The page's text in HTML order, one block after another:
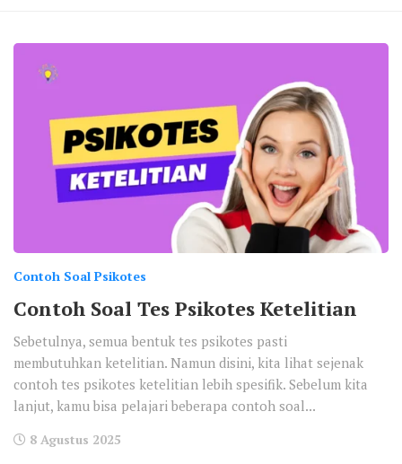
Contoh Soal Psikotes
Contoh Soal Tes Psikotes Ketelitian
Sebetulnya, semua bentuk tes psikotes pasti
membutuhkan ketelitian. Namun disini, kita lihat sejenak
contoh tes psikotes ketelitian lebih spesifik. Sebelum kita
lanjut, kamu bisa pelajari beberapa contoh soal...
8 Agustus 2025